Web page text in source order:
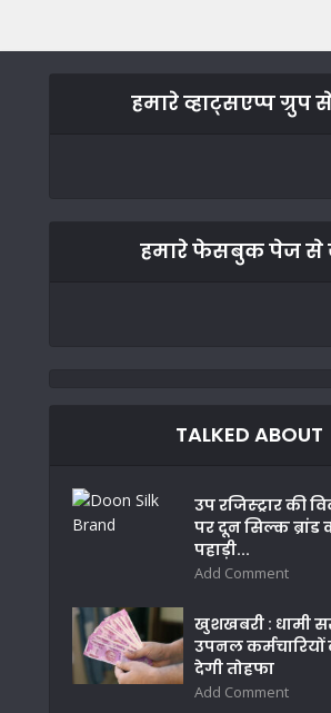
हमारे व्हाट्सएप्प ग्रुप
हमारे फेसबुक पेज से
TALKED ABOUT
उप रजिस्ट्रार की
पर दून सिल्क ब्रांड
पहाड़ी...
Add Comment
खुशखबरी : धामी
उपनल कर्मचारियों
देगी तोहफा
Add Comment